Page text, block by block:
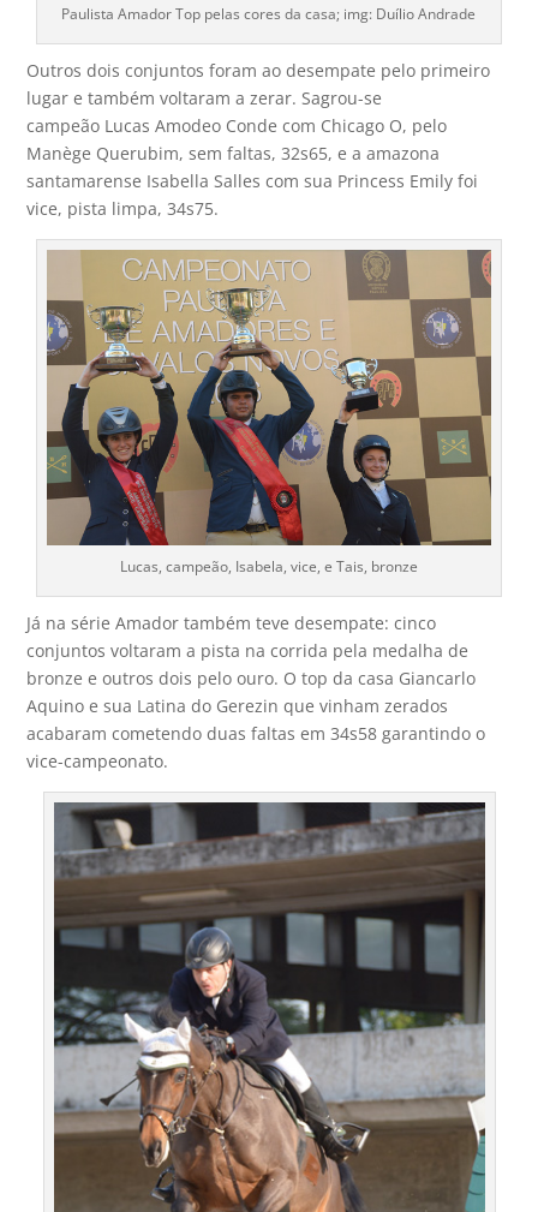
Paulista Amador Top pelas cores da casa; img: Duílio Andrade
Outros dois conjuntos foram ao desempate pelo primeiro
lugar e também voltaram a zerar. Sagrou-se
campeão Lucas Amodeo Conde com Chicago O, pelo
Manège Querubim, sem faltas, 32s65, e a amazona
santamarense Isabella Salles com sua Princess Emily foi
vice, pista limpa, 34s75.
Lucas, campeão, Isabela, vice, e Tais, bronze
Já na série Amador também teve desempate: cinco
conjuntos voltaram a pista na corrida pela medalha de
bronze e outros dois pelo ouro. O top da casa Giancarlo
Aquino e sua Latina do Gerezin que vinham zerados
acabaram cometendo duas faltas em 34s58 garantindo o
vice-campeonato.